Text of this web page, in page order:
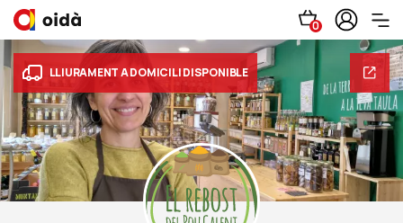
0
LLIURAMENT A DOMICILI DISPONIBLE